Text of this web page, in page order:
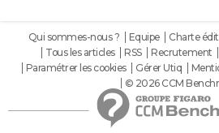
Qui sommes-nous ? Equipe Charte
Tous les articles
RSS Recrutement
Paramétrer les cookies
Gérer Utiq
© 2026 CCM